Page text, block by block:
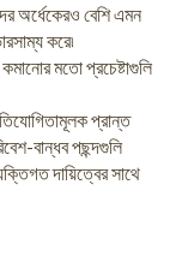
অর্ধেকেরও বেশি এমন
করে৷
মতো প্রচেষ্টাগুলি
প্রান্ত
বান্ধব পছন্দগুলি
দায়িত্বের সাথে